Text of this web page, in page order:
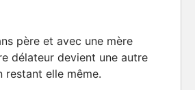
père et avec une mère
délateur devient une autre
restant elle même.